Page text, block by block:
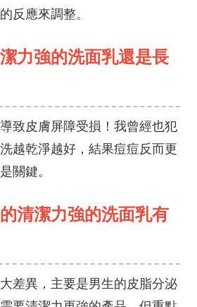
反應來調整。
力強的洗面乳還是長
致皮膚屏障受損！我曾經也犯
越乾淨越好，結果痘痘反而更
關鍵。
清潔力強的洗面乳有
差異，主要是男生的皮脂分泌